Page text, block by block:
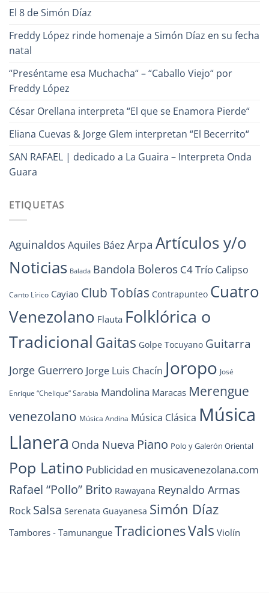
El 8 de Simón Díaz
Freddy López rinde homenaje a Simón Díaz en su fecha
natal
“Preséntame esa Muchacha“ – “Caballo Viejo“ por
Freddy López
César Orellana interpreta “El que se Enamora Pierde“
Eliana Cuevas & Jorge Glem interpretan “El Becerrito“
SAN RAFAEL | dedicado a La Guaira – Interpreta Onda
Guara
ETIQUETAS
Aguinaldos Aquiles Báez Arpa Artículos y/o
Noticias Balada Bandola Boleros C4 Trío Calipso
Canto Lírico Cayiao Club Tobías Contrapunteo Cuatro
Venezolano Flauta Folklórica o
Tradicional Gaitas Golpe Tocuyano Guitarra
Jorge Guerrero Jorge Luis Chacín Joropo José
Enrique “Chelique” Sarabia Mandolina Maracas Merengue
venezolano Música Andina Música Clásica Música
Llanera Onda Nueva Piano Polo y Galerón Oriental
Pop Latino Publicidad en musicavenezolana.com
Rafael “Pollo” Brito Rawayana Reynaldo Armas
Rock Salsa Serenata Guayanesa Simón Díaz
Tambores - Tamunangue TradicionesVals Violín